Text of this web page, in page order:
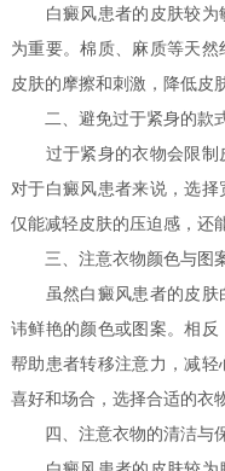
白癜风患者的皮肤较为
为重要。棉质、麻质等天
皮肤的摩擦和刺激，降低皮
二、避免过于紧身的款
过于紧身的衣物会限制皮
对于白癜风患者来说，选
仅能减轻皮肤的压迫感，还
三、注意衣物颜色与图
虽然白癜风患者的皮肤
讳鲜艳的颜色或图案。相
帮助患者转移注意力，减
喜好和场合，选择合适的衣
四、注意衣物的清洁与